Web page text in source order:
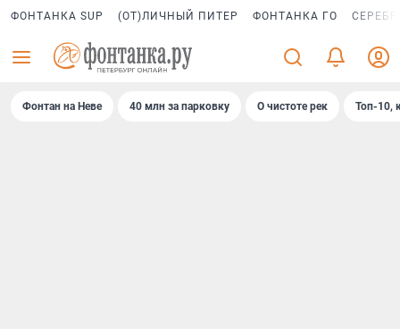
ФОНТАНКА SUP (ОТ)ЛИЧНЫЙ ПИТЕР ФОНТАНКА ГО
Фонтан на Неве 40 млн за парковку О чистоте рек Топ-10,